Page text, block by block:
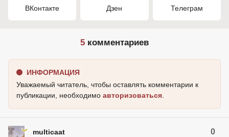
ВКонтакте Дзен Телеграм
5 комментариев
ИНФОРМАЦИЯ
Уважаемый читатель, чтобы оставлять комментарии к
публикации, необходимо авторизоваться.
multicaat 0